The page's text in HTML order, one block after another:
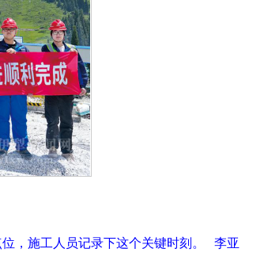
，施工人员记录下这个关键时刻。 李亚